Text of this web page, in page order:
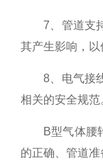
7、管道支
其产生影响，
8、电气接
相关的安全规范
B型气体腰轮
的正确、管道